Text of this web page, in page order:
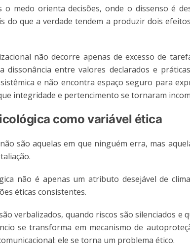
o medo orienta decisões, onde o dissenso é
do que a verdade tendem a produzir dois
não decorre apenas de excesso de
dissonância entre valores declarados e
e não encontra espaço seguro para
integridade e pertencimento se tornaram
como variável ética
são aquelas em que ninguém erra, mas
não é apenas um atributo desejável de
éticas consistentes.
verbalizados, quando riscos são silenciados e
se transforma em mecanismo de
ele se torna um problema ético.